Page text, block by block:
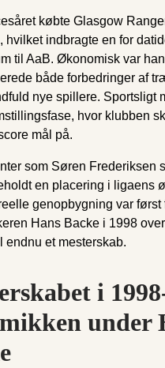
købte Glasgow
hvilket indbragte en for
til AaB. Økonomisk var
både forbedringer af
nye spillere. Sportsligt
hvor klubben
mål på.
som Søren Frederiksen
en placering i ligaens
genopbygning var først
Hans Backe i 1998
endnu et mesterskab.
i
under